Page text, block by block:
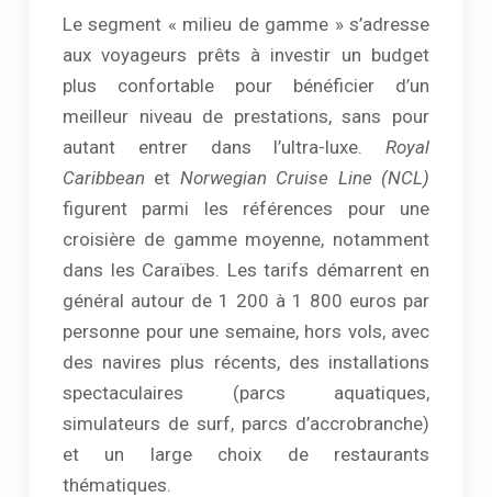
Le segment « milieu de gamme » s’adresse
aux voyageurs prêts à investir un budget
plus confortable pour bénéficier d’un
meilleur niveau de prestations, sans pour
autant entrer dans l’ultra-luxe. Royal
Caribbean et Norwegian Cruise Line (NCL)
figurent parmi les références pour une
croisière de gamme moyenne, notamment
dans les Caraïbes. Les tarifs démarrent en
général autour de 1 200 à 1 800 euros par
personne pour une semaine, hors vols, avec
des navires plus récents, des installations
spectaculaires (parcs aquatiques,
simulateurs de surf, parcs d’accrobranche)
et un large choix de restaurants
thématiques.